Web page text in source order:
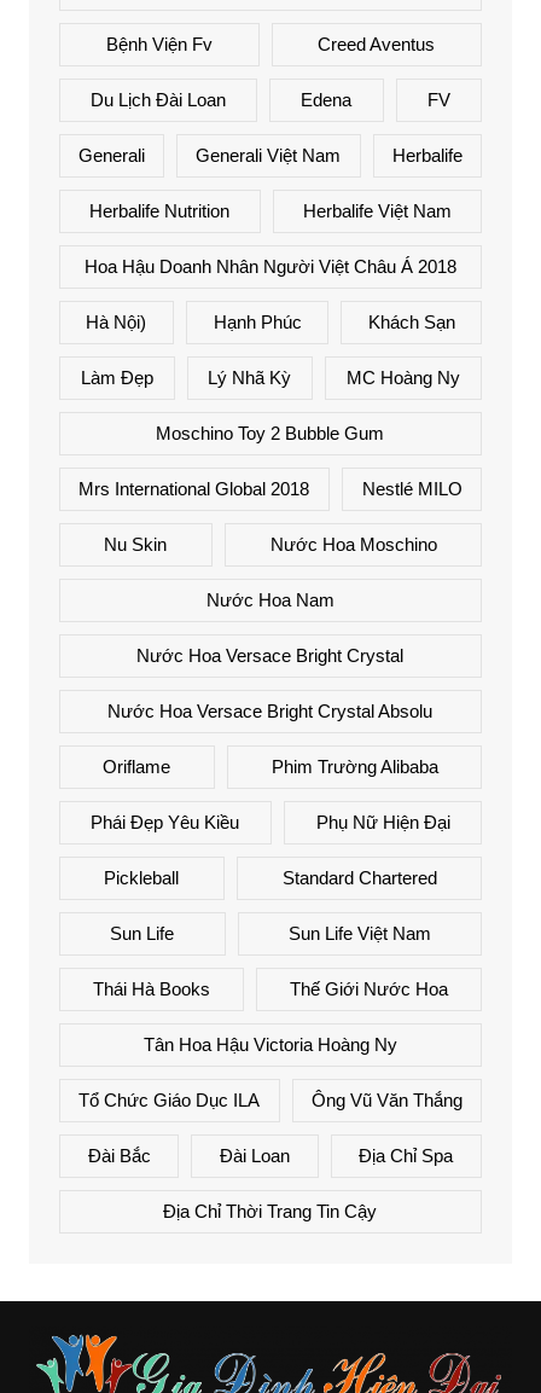
Bệnh Viện Fv Creed Aventus
Du Lịch Đài Loan Edena FV
Generali Generali Việt Nam Herbalife
Herbalife Nutrition Herbalife Việt Nam
Hoa Hậu Doanh Nhân Người Việt Châu Á 2018
Hà Nội) Hạnh Phúc Khách Sạn
Làm Đẹp Lý Nhã Kỳ MC Hoàng Ny
Moschino Toy 2 Bubble Gum
Mrs International Global 2018 Nestlé MILO
Nu Skin Nước Hoa Moschino
Nước Hoa Nam
Nước Hoa Versace Bright Crystal
Nước Hoa Versace Bright Crystal Absolu
Oriflame Phim Trường Alibaba
Phái Đẹp Yêu Kiều Phụ Nữ Hiện Đại
Pickleball Standard Chartered
Sun Life Sun Life Việt Nam
Thái Hà Books Thế Giới Nước Hoa
Tân Hoa Hậu Victoria Hoàng Ny
Tổ Chức Giáo Dục ILA Ông Vũ Văn Thắng
Đài Bắc Đài Loan Địa Chỉ Spa
Địa Chỉ Thời Trang Tin Cậy